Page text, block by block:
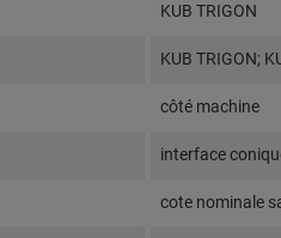
KUB TRIGON
KUB TRIGON;
côté machine
interface
cote nominale